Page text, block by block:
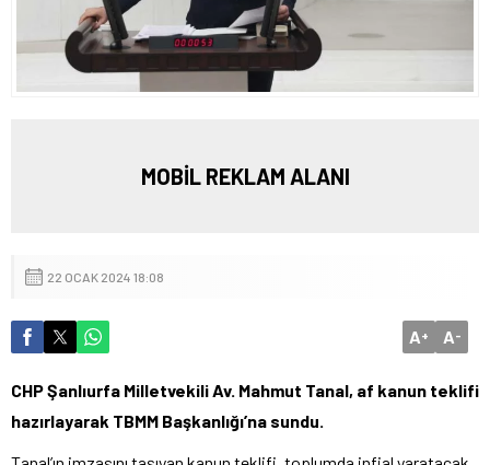
MOBİL REKLAM ALANI
22 OCAK 2024 18:08
A+ A-
CHP Şanlıurfa Milletvekili Av. Mahmut Tanal, af kanun teklifi
hazırlayarak TBMM Başkanlığı’na sundu.